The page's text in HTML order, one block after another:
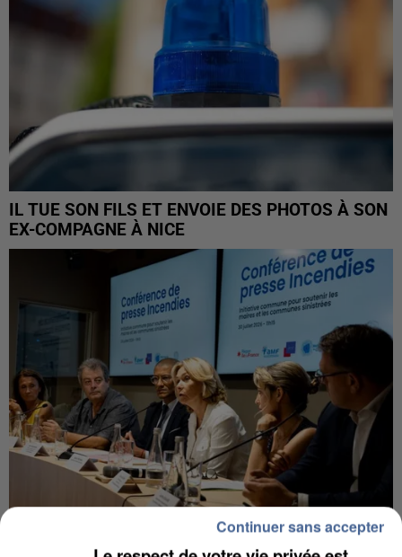
IL TUE SON FILS ET ENVOIE DES PHOTOS À SON
EX-COMPAGNE À NICE
Continuer sans accepter